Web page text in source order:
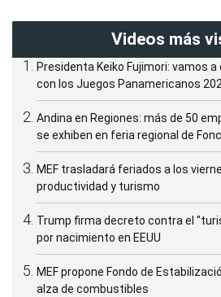
Videos más
Presidenta Keiko Fujimori: vamos a
con los Juegos Panamericanos
Andina en Regiones: más de 50
se exhiben en feria regional de
MEF trasladará feriados a los
productividad y turismo
Trump firma decreto contra el
por nacimiento en EEUU
MEF propone Fondo de
alza de combustibles